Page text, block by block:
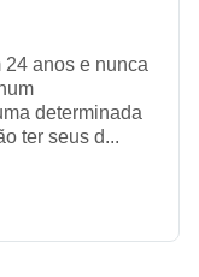
24 anos e nunca
determinada
ter seus d...